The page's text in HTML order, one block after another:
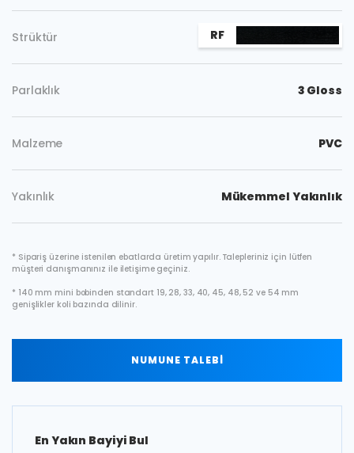
Strüktür RF
Parlaklık 3 Gloss
Malzeme PVC
Yakınlık Mükemmel Yakınlık
* Sipariş üzerine istenilen ebatlarda üretim yapılır. Talepleriniz için lütfen
müşteri danışmanınız ile iletişime geçiniz.
* 140 mm mini bobinden standart 19, 28, 33, 40, 45, 48, 52 ve 54 mm
genişlikler koli bazında dilinir.
NUMUNE TALEBİ
En Yakın Bayiyi Bul
Kopyala